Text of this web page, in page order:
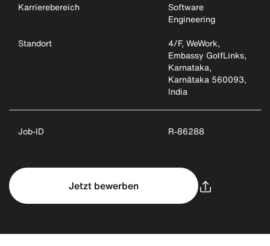
Karrierebereich
Software
Engineering
Standort
4/F, WeWork,
Embassy GolfLinks,
Karnataka,
Karnātaka 560093,
India
Job-ID R-86288
Jetzt bewerben